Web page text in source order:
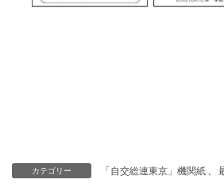
カテゴリー 「自交総連東京」機関紙